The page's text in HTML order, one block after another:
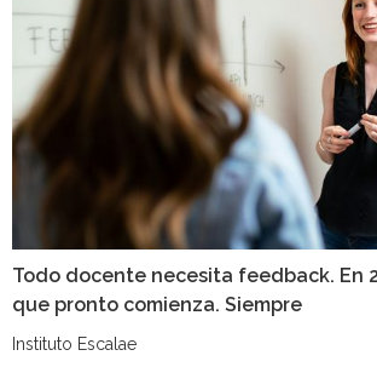
Todo docente necesita feedback. En
que pronto comienza. Siempre
Instituto Escalae